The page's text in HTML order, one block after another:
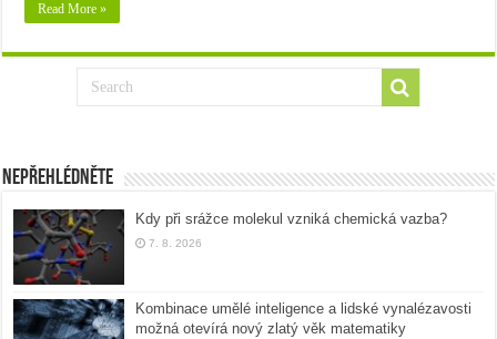
Read More »
Nepřehlédněte
Kdy při srážce molekul vzniká chemická vazba?
7. 8. 2026
Kombinace umělé inteligence a lidské vynalézavosti
možná otevírá nový zlatý věk matematiky